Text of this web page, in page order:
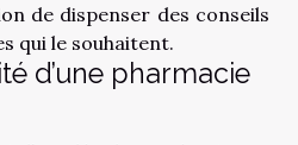
de dispenser des conseils
qui le souhaitent.
d’une pharmacie